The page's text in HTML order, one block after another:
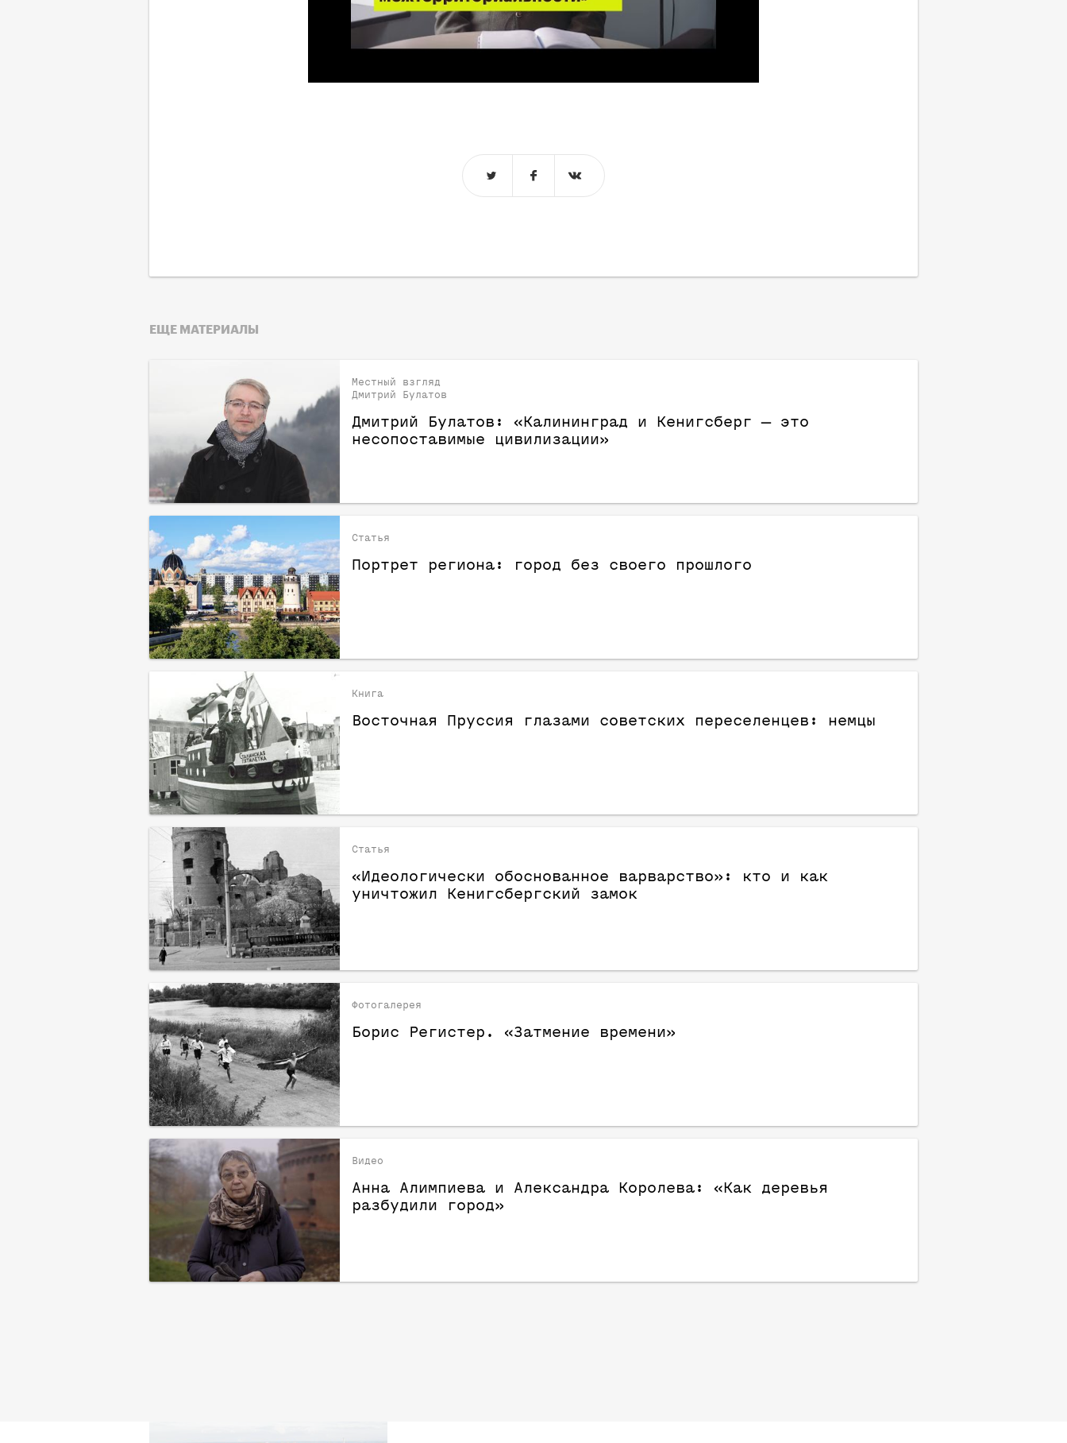
ЕЩЕ МАТЕРИАЛЫ
Местный взгляд
Дмитрий Булатов
Дмитрий Булатов: «Калининград и Кенигсберг — это
несопоставимые цивилизации»
Статья
Портрет региона: город без своего прошлого
Книга
Восточная Пруссия глазами советских переселенцев: немцы
Статья
«Идеологически обоснованное варварство»: кто и как
уничтожил Кенигсбергский замок
Фотогалерея
Борис Регистер. «Затмение времени»
Видео
Анна Алимпиева и Александра Королева: «Как деревья
разбудили город»